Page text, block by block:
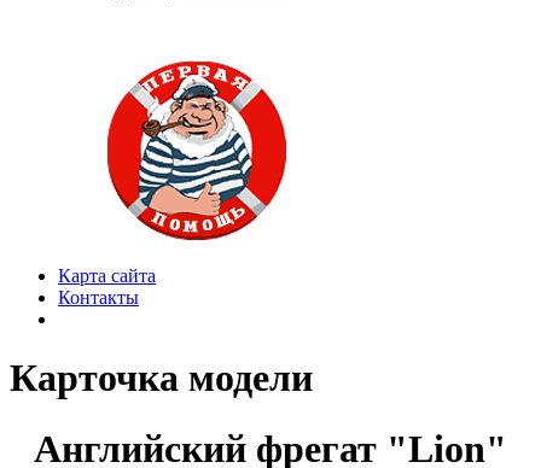
Карта сайта
Контакты
Карточка модели
Английский фрегат "Lion"